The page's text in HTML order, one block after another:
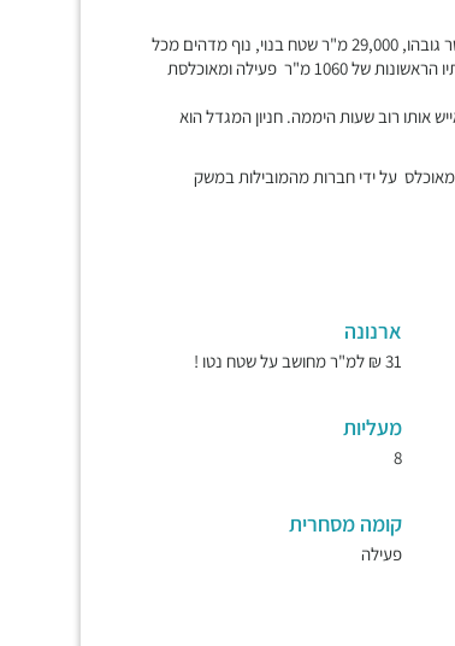
מגדל משרדים ומסחר, מבוקש מאוד, מפואר ואיכותי, אחד היקרים בעיר, תשעים מטר גובהו, 29,000 מ"ר שטח בנוי, נוף מדהים מכל
קומה, עשרים ושש קומות של משרדים להשכרה בתל אביב, קומת מסחר בשתי קומותיו הראשונות של 1060 מ"ר פעילה ומאוכלסת
אותו רוב שעות היממה. חניון המגדל הוא
על ידי חברות מהמובילות במשק
ארנונה
31 ₪ למ"ר מחושב על שטח נטו !
מעליות
8
קומה מסחרית
פעילה